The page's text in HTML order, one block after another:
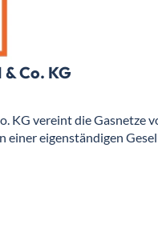
Co. KG
KG vereint die Gasnetze
einer eigenständigen